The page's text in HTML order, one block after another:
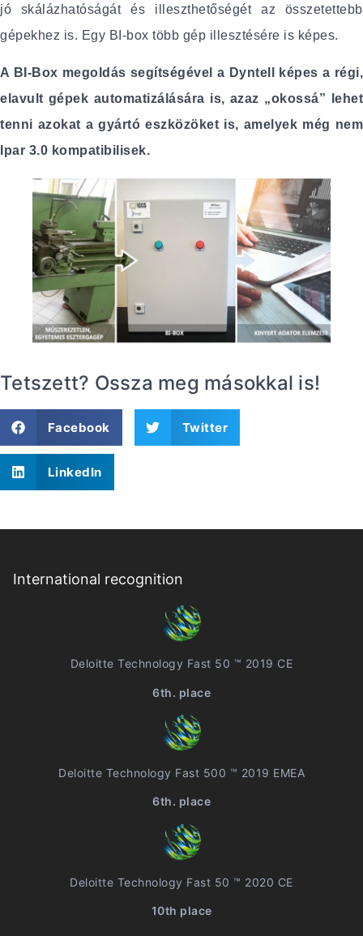
jó skálázhatóságát és illeszthetőségét az összetettebb
gépekhez is. Egy BI-box több gép illesztésére is képes.
A BI-Box megoldás segítségével a Dyntell képes a régi,
elavult gépek automatizálására is, azaz „okossá” lehet
tenni azokat a gyártó eszközöket is, amelyek még nem
Ipar 3.0 kompatibilisek.
Tetszett? Ossza meg másokkal is!
Facebook Twitter
LinkedIn
International recognition
Deloitte Technology Fast 50 ™ 2019 CE
6th. place
Deloitte Technology Fast 500 ™ 2019 EMEA
6th. place
Deloitte Technology Fast 50 ™ 2020 CE
10th place